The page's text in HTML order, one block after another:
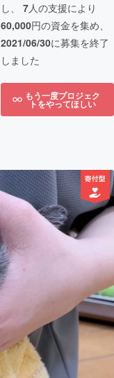
し、 7人の支援により
60,000円の資金を集め、
2021/06/30に募集を終了
しました
もう一度プロジェク
トをやってほしい